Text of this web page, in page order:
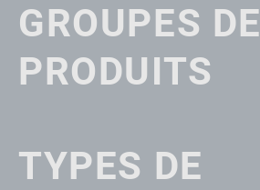
GROUPES DE
PRODUITS
TYPES DE